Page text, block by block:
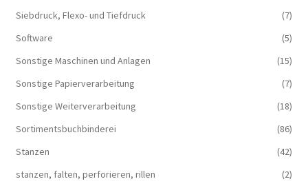
Siebdruck, Flexo- und Tiefdruck
(7)
Software
(5)
Sonstige Maschinen und Anlagen
(15)
Sonstige Papierverarbeitung
(7)
Sonstige Weiterverarbeitung
(18)
Sortimentsbuchbinderei
(86)
Stanzen
(42)
stanzen, falten, perforieren, rillen
(2)